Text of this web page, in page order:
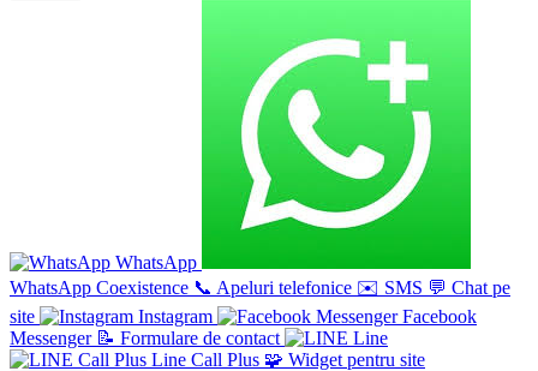
WhatsApp
WhatsApp Coexistence 📞 Apeluri telefonice ✉️ SMS 💬 Chat pe
site
Instagram
Facebook
Messenger 📝 Formulare de contact
Line
Line Call Plus 🧩 Widget pentru site